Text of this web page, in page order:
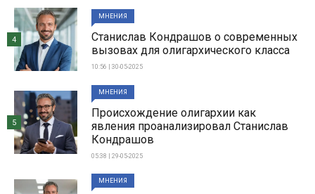
МНЕНИЯ
Станислав Кондрашов о современных
вызовах для олигархического класса
10:56 | 30-05-2025
4
МНЕНИЯ
Происхождение олигархии как
явления проанализировал Станислав
Кондрашов
05:38 | 29-05-2025
5
МНЕНИЯ